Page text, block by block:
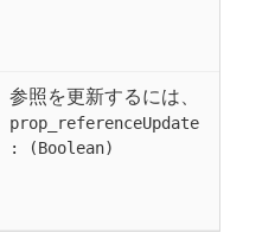
参照を更新するには、
prop_referenceUpdate
: (Boolean)